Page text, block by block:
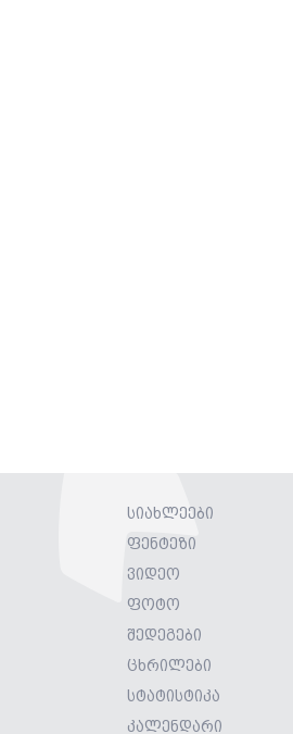
სიახლეები
ფენტეზი
ვიდეო
ფოტო
შედეგები
ცხრილები
სტატისტიკა
კალენდარი